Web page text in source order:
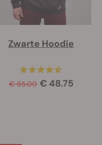
Zwarte Hoodie
€ 65.00 € 48.75